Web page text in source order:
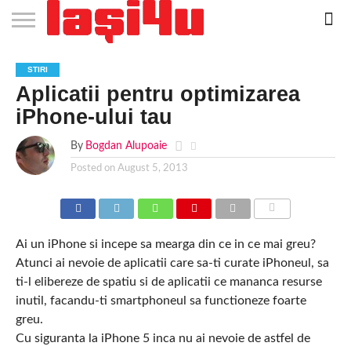
STIRI
APARTAMENTE
NOI IASI
STIRI
IASI
JOBS
IN
IASI
FILME
LA
CINEMA
CLUBURI /
DISCOTECI
BARURI /
CAFENELE
SALI DE
FORTA
SI
FITNESS
SALOANE DE
INFRUMUSETARE
AGENTII
DE
TURISM
IASI
RESTAURANTE
IN IASI
PIZZA
IN
IASI
PISCINA
IN IASI
FLORARII
RADIO
LIVE
IN
IASI
SPALATORII
AUTO
TRACTARI
AUTO
TAXI
IN
IASI
CINEMA
TEATRU
HOTELURI
/
PENSIUNI
TEREN
SPORTIV
TEREN
TENIS
IASI
FARMACII
NON
STOP
COFFEE-
TO-GO
FIRME DE
PUBLICITATE
RENT
A
CAR
STIRI
Aplicatii pentru optimizarea
iPhone-ului tau
By Bogdan Alupoaie
Posted on August 5, 2013
Ai un iPhone si incepe sa mearga din ce in ce mai greu?
Atunci ai nevoie de aplicatii care sa-ti curate iPhoneul, sa
ti-l elibereze de spatiu si de aplicatii ce mananca resurse
inutil, facandu-ti smartphoneul sa functioneze foarte
greu.
Cu siguranta la iPhone 5 inca nu ai nevoie de astfel de